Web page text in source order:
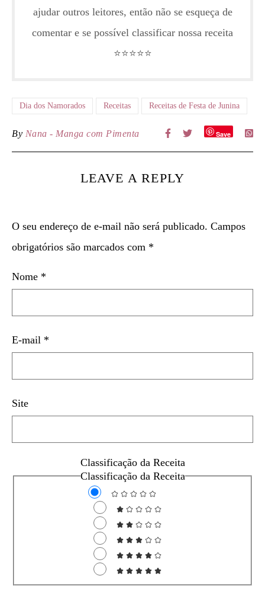
ajudar outros leitores, então não se esqueça de
comentar e se possível classificar nossa receita
⭐️⭐️⭐️⭐️⭐️
Dia dos Namorados Receitas Receitas de Festa de Junina
By Nana - Manga com Pimenta Save
LEAVE A REPLY
O seu endereço de e-mail não será publicado. Campos
obrigatórios são marcados com *
Nome *
E-mail *
Site
Classificação da Receita
Classificação da Receita